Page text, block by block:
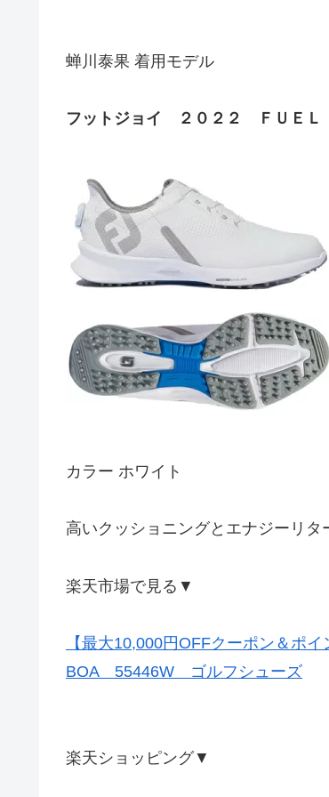
蝉川泰果 着用モデル
フットジョイ ２０２２ ＦＵＥ
カラー ホワイト
高いクッショニングとエナジーリタ
楽天市場で見る▼
【最大10,000円OFFクーポン＆
BOA 55446W ゴルフシューズ
楽天ショッピング▼